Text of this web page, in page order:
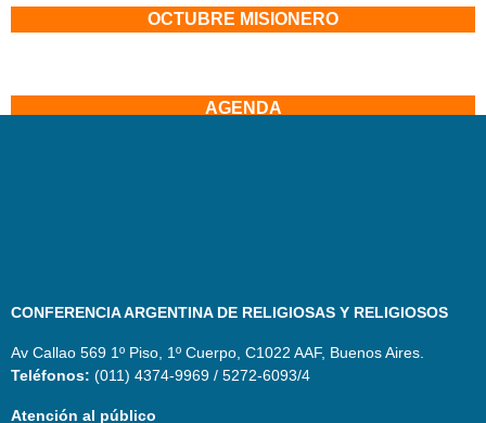
OCTUBRE MISIONERO
AGENDA
CONFERENCIA ARGENTINA DE RELIGIOSAS Y RELIGIOSOS
Av Callao 569 1º Piso, 1º Cuerpo, C1022 AAF, Buenos Aires.
Teléfonos: (011) 4374-9969 / 5272-6093/4
Atención al público